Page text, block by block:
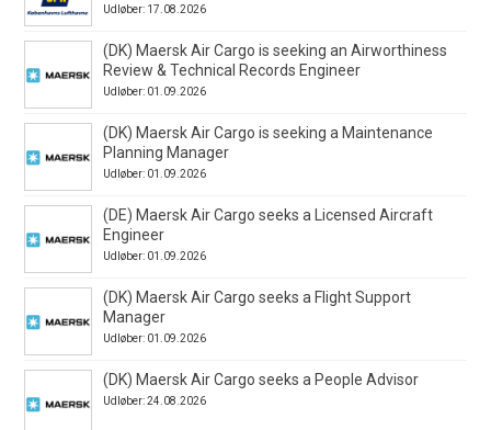
Udløber: 17.08.2026
(DK) Maersk Air Cargo is seeking an Airworthiness
Review & Technical Records Engineer
Udløber: 01.09.2026
(DK) Maersk Air Cargo is seeking a Maintenance
Planning Manager
Udløber: 01.09.2026
(DE) Maersk Air Cargo seeks a Licensed Aircraft
Engineer
Udløber: 01.09.2026
(DK) Maersk Air Cargo seeks a Flight Support
Manager
Udløber: 01.09.2026
(DK) Maersk Air Cargo seeks a People Advisor
Udløber: 24.08.2026